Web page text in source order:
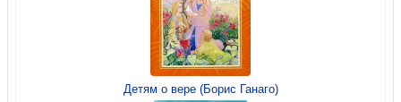
Детям о вере (Борис Ганаго)